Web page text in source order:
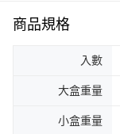
結帳頁面，進行簡訊認
３．收到繳費通知簡
ATM／網路銀行／等
※ 請注意：結帳手續完
購買商品的店家。未
※ 交易是否成功請以「
每筆NT$130，滿
每筆NT$190，滿
商品規格
入數
大盒重量
小盒重量